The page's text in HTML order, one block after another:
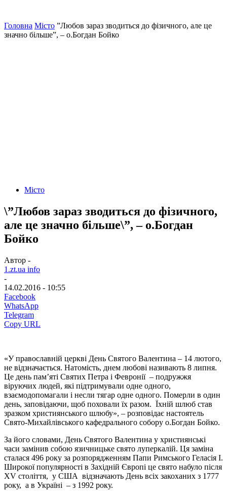
Головна Місто ”Любов зараз зводиться до фізичного, але це
значно більше”, – о.Богдан Бойко
Місто
\”Любов зараз зводиться до фізичного,
але це значно більше\”, – о.Богдан
Бойко
Автор -
1.zt.ua info
-
14.02.2016 - 10:55
Facebook
WhatsApp
Telegram
Copy URL
«У православній церкві День Святого Валентина – 14 лютого,
не відзначається. Натомість, днем любові називають 8 липня.
Це день пам’яті Святих Петра і Февронії – подружжя
віруючих людей, які підтримували одне одного,
взаємодопомагали і несли тягар одне одного. Померли в один
день, заповідаючи, щоб поховали їх разом. Їхній шлюб став
зразком християнського шлюбу», – розповідає настоятель
Свято-Михайлівського кафедрального собору о.Богдан Бойко.
За його словами, День Святого Валентина у християнські
часи замінив собою язичницьке свято луперкалій. Ця заміна
сталася 496 року за розпорядженням Папи Римського Геласія I.
Широкої популярності в Західній Європі це свято набуло після
XV століття, у США відзначають День всіх закоханих з 1777
року, а в Україні – з 1992 року.